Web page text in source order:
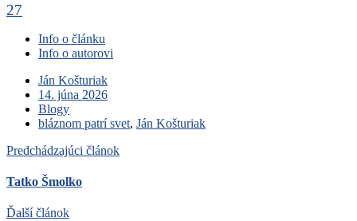
27
Info o článku
Info o autorovi
Ján Košturiak
14. júna 2026
Blogy
bláznom patrí svet, Ján Košturiak
Predchádzajúci článok
Tatko Šmolko
Ďalší článok